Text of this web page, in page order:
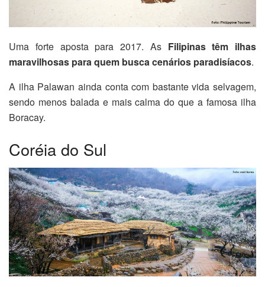
Uma forte aposta para 2017. As Filipinas têm ilhas
maravilhosas para quem busca cenários paradisíacos.
A ilha Palawan ainda conta com bastante vida selvagem,
sendo menos balada e mais calma do que a famosa ilha
Boracay.
Coréia do Sul